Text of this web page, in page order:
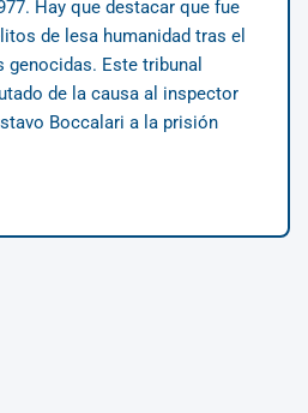
Hay que destacar que fue
de lesa humanidad tras el
genocidas. Este tribunal
de la causa al inspector
Boccalari a la prisión